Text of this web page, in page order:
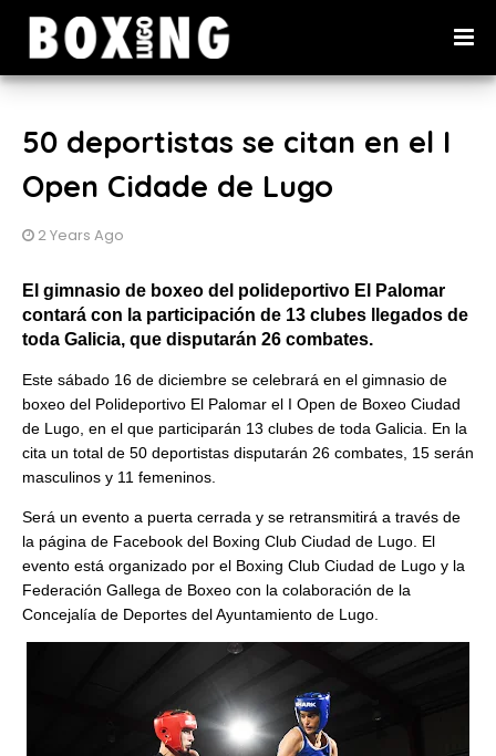
50 deportistas se citan en el I
Open Cidade de Lugo
2 Years Ago
El gimnasio de boxeo del polideportivo El Palomar
contará con la participación de 13 clubes llegados de
toda Galicia, que disputarán 26 combates.
Este sábado 16 de diciembre se celebrará en el gimnasio de
boxeo del Polideportivo El Palomar el I Open de Boxeo Ciudad
de Lugo, en el que participarán 13 clubes de toda Galicia. En la
cita un total de 50 deportistas disputarán 26 combates, 15 serán
masculinos y 11 femeninos.
Será un evento a puerta cerrada y se retransmitirá a través de
la página de Facebook del Boxing Club Ciudad de Lugo. El
evento está organizado por el Boxing Club Ciudad de Lugo y la
Federación Gallega de Boxeo con la colaboración de la
Concejalía de Deportes del Ayuntamiento de Lugo.